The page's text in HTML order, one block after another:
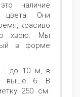
наличие
цвета. Они
красиво
хвою. Мы
в форме
- до 10 м, в
выше 6. В
250 см.